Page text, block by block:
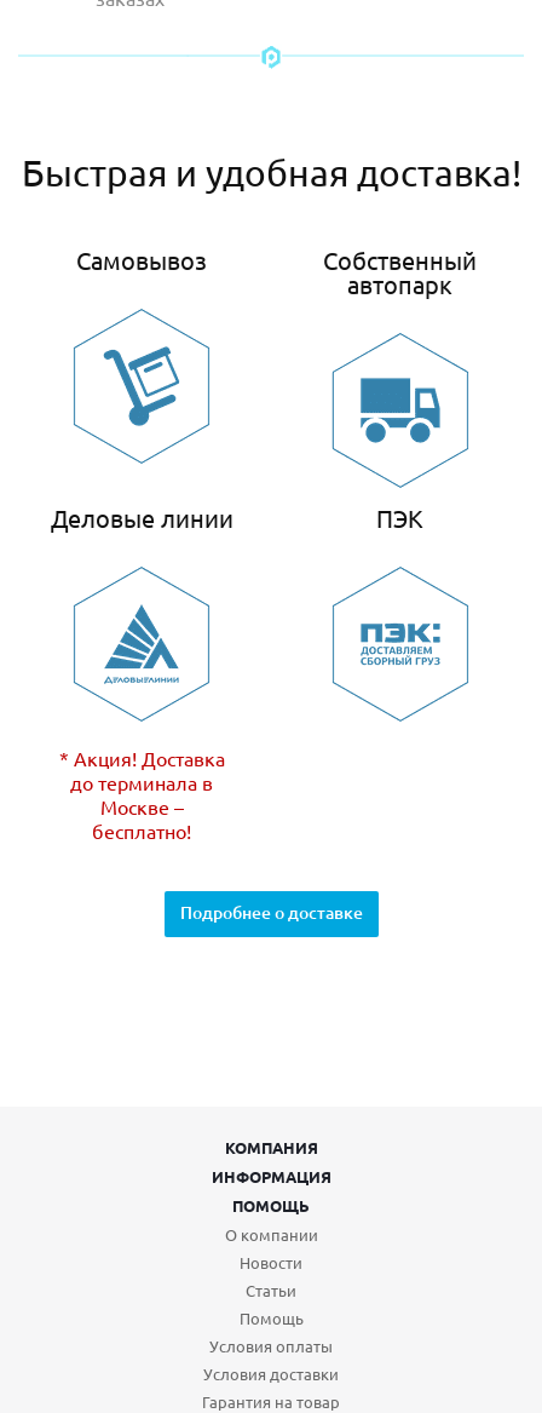
Быстрая и удобная доставка!
Самовывоз
Собственный
автопарк
Деловые линии
* Акция! Доставка
до терминала в
Москве –
бесплатно!
ПЭК
Подробнее о доставке
КОМПАНИЯ
ИНФОРМАЦИЯ
ПОМОЩЬ
О компании
Новости
Статьи
Помощь
Условия оплаты
Условия доставки
Гарантия на товар